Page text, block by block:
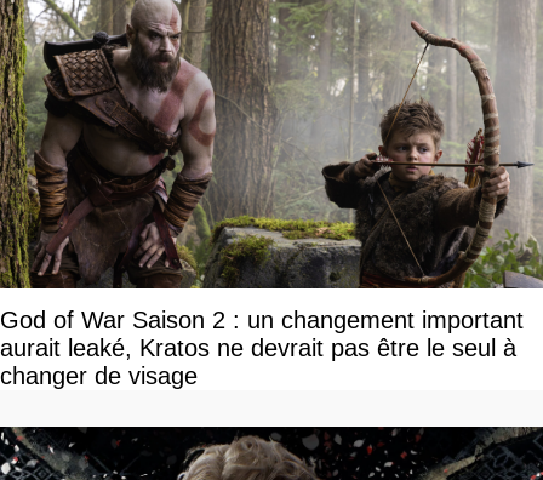
God of War Saison 2 : un changement important
aurait leaké, Kratos ne devrait pas être le seul à
changer de visage